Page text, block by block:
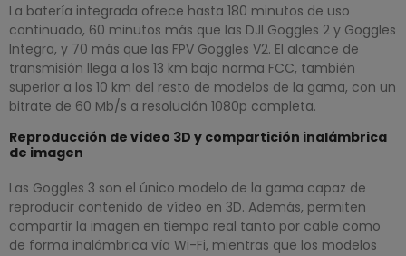
La batería integrada ofrece hasta 180 minutos de uso
continuado, 60 minutos más que las DJI Goggles 2 y Goggles
Integra, y 70 más que las FPV Goggles V2. El alcance de
transmisión llega a los 13 km bajo norma FCC, también
superior a los 10 km del resto de modelos de la gama, con un
bitrate de 60 Mb/s a resolución 1080p completa.
Reproducción de vídeo 3D y compartición inalámbrica
de imagen
Las Goggles 3 son el único modelo de la gama capaz de
reproducir contenido de vídeo en 3D. Además, permiten
compartir la imagen en tiempo real tanto por cable como
de forma inalámbrica vía Wi-Fi, mientras que los modelos